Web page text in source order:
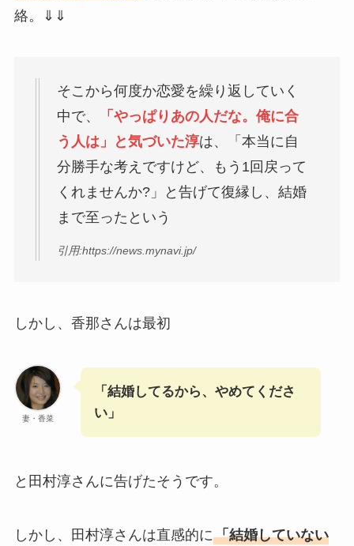
絡。⇓⇓
そこから何度か恋愛を繰り返していく
中で、
「やっぱりあの人だな。俺に合
う人は」と気づいた淳は、「本当に自
分勝手な考えですけど、もう1回戻って
くれませんか?」と告げて復縁し、結婚
まで至ったという
引用:https://news.mynavi.jp/
しかし、香那さんは最初
妻・香菜
「結婚してるから、やめてくださ
い」
と田村淳さんに告げたそうです。
しかし、田村淳さんは直感的に「結婚していない